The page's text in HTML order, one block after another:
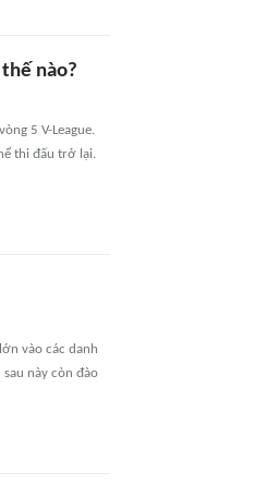
nào?
5 V-League.
thi đấu trở lại.
vào các danh
này còn đào